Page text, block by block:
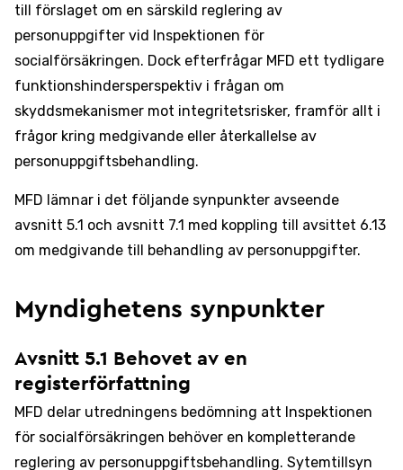
till förslaget om en särskild reglering av
personuppgifter vid Inspektionen för
socialförsäkringen. Dock efterfrågar MFD ett tydligare
funktionshindersperspektiv i frågan om
skyddsmekanismer mot integritetsrisker, framför allt i
frågor kring medgivande eller återkallelse av
personuppgiftsbehandling.
MFD lämnar i det följande synpunkter avseende
avsnitt 5.1 och avsnitt 7.1 med koppling till avsittet 6.13
om medgivande till behandling av personuppgifter.
Myndighetens synpunkter
Avsnitt 5.1 Behovet av en
registerförfattning
MFD delar utredningens bedömning att Inspektionen
för socialförsäkringen behöver en kompletterande
reglering av personuppgiftsbehandling. Sytemtillsyn